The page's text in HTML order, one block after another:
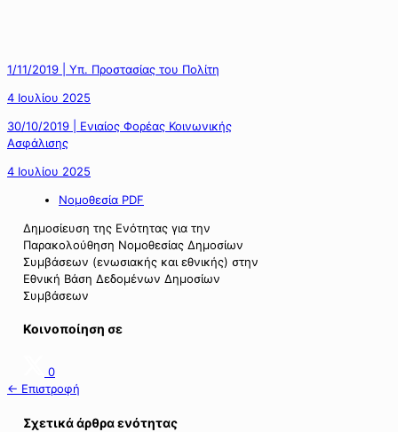
1/11/2019 | Υπ. Προστασίας του Πολίτη
4 Ιουλίου 2025
30/10/2019 | Ενιαίος Φορέας Κοινωνικής
Ασφάλισης
4 Ιουλίου 2025
Νομοθεσία PDF
Δημοσίευση της Ενότητας για την
Παρακολούθηση Νομοθεσίας Δημοσίων
Συμβάσεων (ενωσιακής και εθνικής) στην
Εθνική Βάση Δεδομένων Δημοσίων
Συμβάσεων
Κοινοποίηση σε
0
← Επιστροφή
Σχετικά άρθρα ενότητας